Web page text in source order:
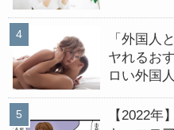
「外国人
ヤれるお
ロい外国
【2022年